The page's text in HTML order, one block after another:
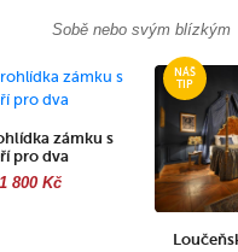
Sobě nebo svým blízkým
zámku s
pro dva
800 Kč